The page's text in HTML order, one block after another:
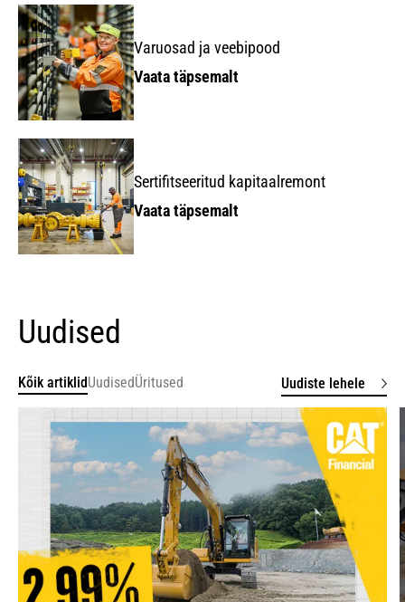
Varuosad ja veebipood
Vaata täpsemalt
Sertifitseeritud kapitaalremont
Vaata täpsemalt
Uudised
Kõik artiklidUudisedÜritused Uudiste lehele